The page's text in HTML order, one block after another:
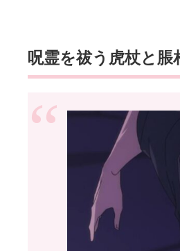
呪霊を祓う虎杖と脹